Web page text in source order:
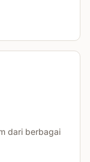
dari berbagai